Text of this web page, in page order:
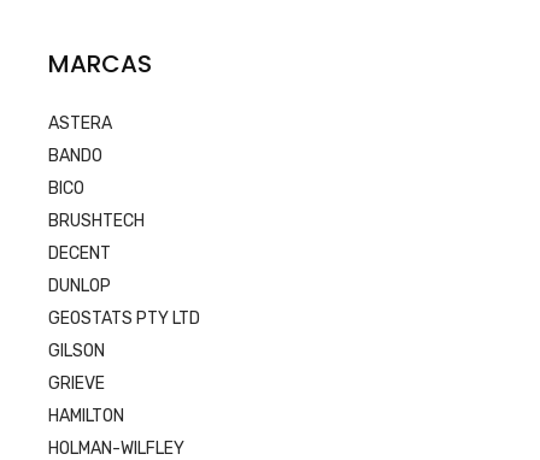
MARCAS
ASTERA
BANDO
BICO
BRUSHTECH
DECENT
DUNLOP
GEOSTATS PTY LTD
GILSON
GRIEVE
HAMILTON
HOLMAN-WILFLEY